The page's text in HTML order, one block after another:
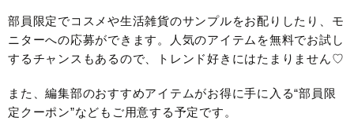
部員限定でコスメや生活雑貨のサンプルをお配りしたり、モ
ニターへの応募ができます。人気のアイテムを無料でお試し
するチャンスもあるので、トレンド好きにはたまりません♡
また、編集部のおすすめアイテムがお得に手に入る“部員限
定クーポン”などもご用意する予定です。